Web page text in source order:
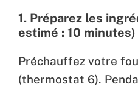
1. Préparez les
estimé : 10 minutes)
Préchauffez votre
(thermostat 6).